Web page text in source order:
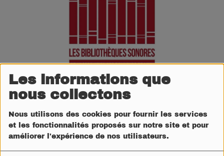
Les informations que
nous collectons
Nous utilisons des cookies pour fournir les services
et les fonctionnalités proposés sur notre site et pour
améliorer l'expérience de nos utilisateurs.
ÀMontpellier, laBibliothèque Sonore de
Montpellier et de l’Héraultlance un appel aux